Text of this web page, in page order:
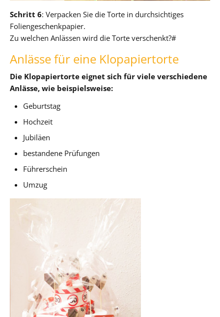
Schritt 6: Verpacken Sie die Torte in durchsichtiges
Foliengeschenkpapier.
Zu welchen Anlässen wird die Torte verschenkt?#
Anlässe für eine Klopapiertorte
Die Klopapiertorte eignet sich für viele verschiedene
Anlässe, wie beispielsweise:
Geburtstag
Hochzeit
Jubiläen
bestandene Prüfungen
Führerschein
Umzug